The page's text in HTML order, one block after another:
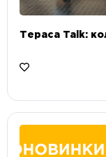
Тераса Talk: